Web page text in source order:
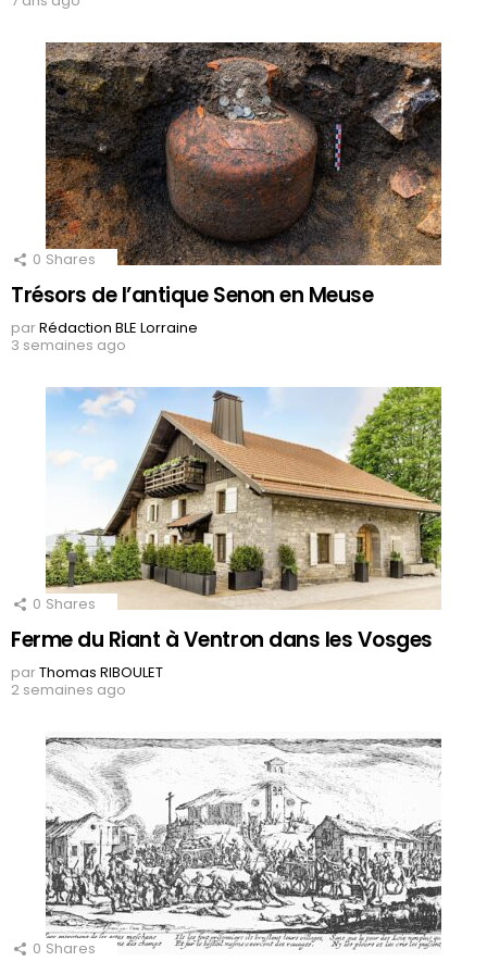
0 Shares
Trésors de l’antique Senon en Meuse
parRédaction BLE Lorraine
3 semaines ago
0 Shares
Ferme du Riant à Ventron dans les Vosges
parThomas RIBOULET
2 semaines ago
0 Shares